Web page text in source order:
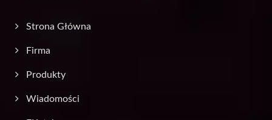
Strona Główna
Firma
Produkty
Wiadomości